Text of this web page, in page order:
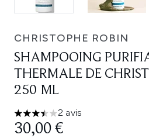
CHRISTOPHE ROBIN
SHAMPOOING
THERMALE DE
250 ML
3.5 étoiles sur un maximum de 5
2 avis
30,00 €